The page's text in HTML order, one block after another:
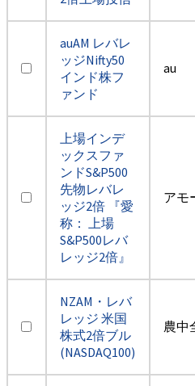
auAM レバレ
ッジNifty50
インド株フ
ァンド
au
上場インデ
ックスファ
ンドS&P500
先物レバレ
ッジ2倍 『愛
称： 上場
S&P500レバ
レッジ2倍』
アモ
NZAM・レバ
レッジ 米国
株式2倍ブル
(NASDAQ100)
農中